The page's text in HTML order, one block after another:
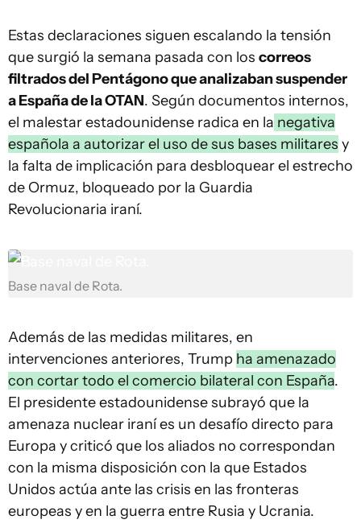
Estas declaraciones siguen escalando la tensión
que surgió la semana pasada con los correos
filtrados del Pentágono que analizaban suspender
a España de la OTAN. Según documentos internos,
el malestar estadounidense radica en la negativa
española a autorizar el uso de sus bases militares y
la falta de implicación para desbloquear el estrecho
de Ormuz, bloqueado por la Guardia
Revolucionaria iraní.
Base naval de Rota.
Además de las medidas militares, en
intervenciones anteriores, Trump ha amenazado
con cortar todo el comercio bilateral con España.
El presidente estadounidense subrayó que la
amenaza nuclear iraní es un desafío directo para
Europa y criticó que los aliados no correspondan
con la misma disposición con la que Estados
Unidos actúa ante las crisis en las fronteras
europeas y en la guerra entre Rusia y Ucrania.